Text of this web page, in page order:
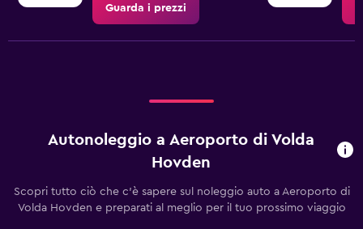
Guarda i prezzi
Autonoleggio a Aeroporto di Volda
Hovden
Scopri tutto ciò che c'è sapere sul noleggio auto a Aeroporto di
Volda Hovden e preparati al meglio per il tuo prossimo viaggio